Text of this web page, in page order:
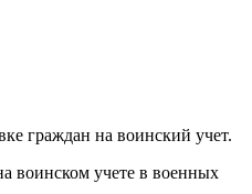
граждан на воинский учет.
воинском учете в военных